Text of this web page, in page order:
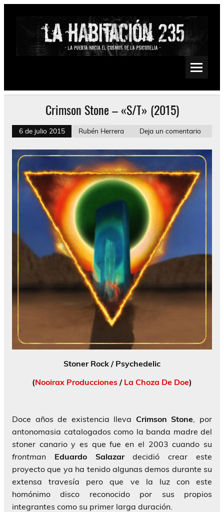
Saltar
Psychedelic, Stoner, Doom, Sludge, Fuzz, Space, Drone
Crimson Stone – «S/T» (2015)
6 de julio 2015 Rubén Herrera Deja un comentario
Stoner Rock / Psychedelic
(Nooirax Producciones / La Choza De Doe)
Doce años de existencia lleva Crimson Stone , por
antonomasia catalogados como la banda madre del
stoner canario y es que fue en el 2003 cuando su
frontman
Eduardo Salazardecidió crear este
proyecto que ya ha tenido algunas demos durante su
extensa travesía pero que ve la luz con este
homónimo disco reconocido por sus propios
integrantes como su primer larga duración.